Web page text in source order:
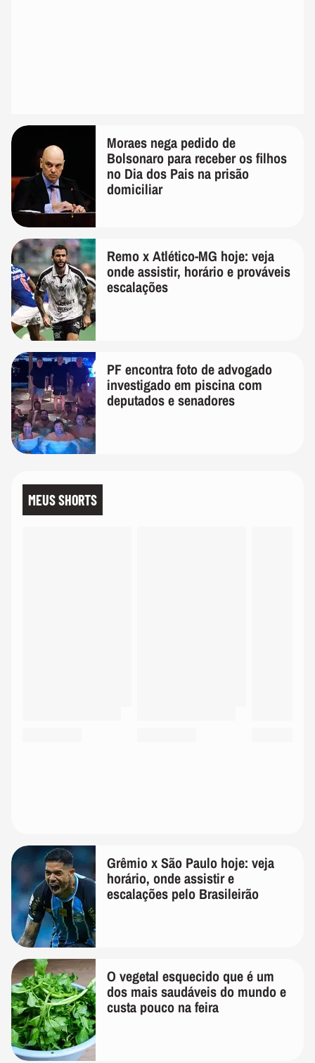
Moraes nega pedido de
Bolsonaro para receber os filhos
no Dia dos Pais na prisão
domiciliar
Remo x Atlético-MG hoje: veja
onde assistir, horário e prováveis
escalações
PF encontra foto de advogado
investigado em piscina com
deputados e senadores
MEUS SHORTS
Grêmio x São Paulo hoje: veja
horário, onde assistir e
escalações pelo Brasileirão
O vegetal esquecido que é um
dos mais saudáveis do mundo e
custa pouco na feira